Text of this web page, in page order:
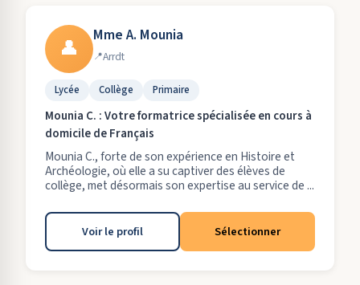
👤 Mme A. Mounia
Arrdt
Lycée Collège Primaire
Mounia C. : Votre formatrice spécialisée en cours à
domicile de Français
Mounia C., forte de son expérience en Histoire et
Archéologie, où elle a su captiver des élèves de
collège, met désormais son expertise au service de ...
Voir le profil Sélectionner